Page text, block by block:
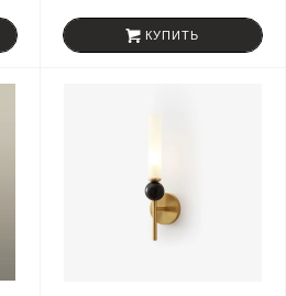
КУПИТЬ